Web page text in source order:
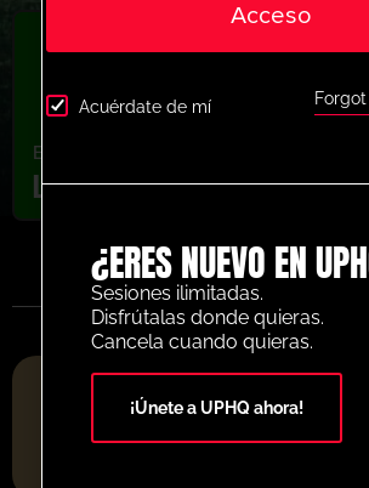
Ejercicios de profesionales
Lyndon Dykes Finishing Activity
PLATAFORMA DE RECURSOS DE
Acceso
Acuérdate de mí
¿ERES NUEVO EN
Sesiones ilimitadas.
Disfrútalas donde quieras.
Cancela cuando quieras.
¡Únete a UPHQ ahora!